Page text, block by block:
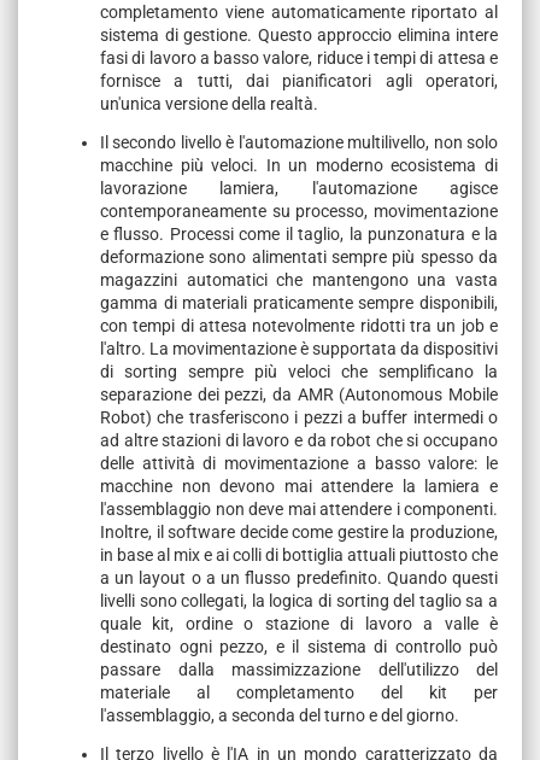
completamento viene automaticamente riportato al
sistema di gestione. Questo approccio elimina intere
fasi di lavoro a basso valore, riduce i tempi di attesa e
fornisce a tutti, dai pianificatori agli operatori,
un'unica versione della realtà.
Il secondo livello è l'automazione multilivello, non solo
macchine più veloci. In un moderno ecosistema di
lavorazione lamiera, l'automazione agisce
contemporaneamente su processo, movimentazione
e flusso. Processi come il taglio, la punzonatura e la
deformazione sono alimentati sempre più spesso da
magazzini automatici che mantengono una vasta
gamma di materiali praticamente sempre disponibili,
con tempi di attesa notevolmente ridotti tra un job e
l'altro. La movimentazione è supportata da dispositivi
di sorting sempre più veloci che semplificano la
separazione dei pezzi, da AMR (Autonomous Mobile
Robot) che trasferiscono i pezzi a buffer intermedi o
ad altre stazioni di lavoro e da robot che si occupano
delle attività di movimentazione a basso valore: le
macchine non devono mai attendere la lamiera e
l'assemblaggio non deve mai attendere i componenti.
Inoltre, il software decide come gestire la produzione,
in base al mix e ai colli di bottiglia attuali piuttosto che
a un layout o a un flusso predefinito. Quando questi
livelli sono collegati, la logica di sorting del taglio sa a
quale kit, ordine o stazione di lavoro a valle è
destinato ogni pezzo, e il sistema di controllo può
passare dalla massimizzazione dell'utilizzo del
materiale al completamento del kit per
l'assemblaggio, a seconda del turno e del giorno.
Il terzo livello è l'IA in un mondo caratterizzato da